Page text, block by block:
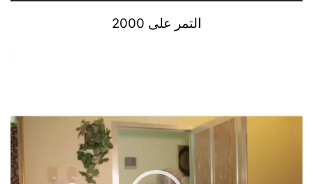
التمر على 2000